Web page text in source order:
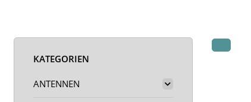
KATEGORIEN
ANTENNEN